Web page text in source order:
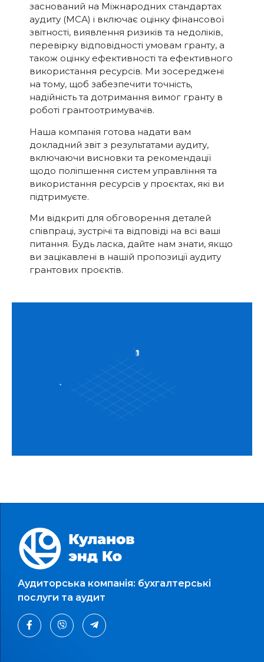
заснований на Міжнародних стандартах
аудиту (МСА) і включає оцінку фінансової
звітності, виявлення ризиків та недоліків,
перевірку відповідності умовам гранту, а
також оцінку ефективності та ефективного
використання ресурсів. Ми зосереджені
на тому, щоб забезпечити точність,
надійність та дотримання вимог гранту в
роботі грантоотримувачів.
Наша компанія готова надати вам
докладний звіт з результатами аудиту,
включаючи висновки та рекомендації
щодо поліпшення систем управління та
використання ресурсів у проєктах, які ви
підтримуєте.
Ми відкриті для обговорення деталей
співпраці, зустрічі та відповіді на всі ваші
питання. Будь ласка, дайте нам знати, якщо
ви зацікавлені в нашій пропозиції аудиту
грантових проєктів.
Аудиторська компанія: бухгалтерські
послуги та аудит